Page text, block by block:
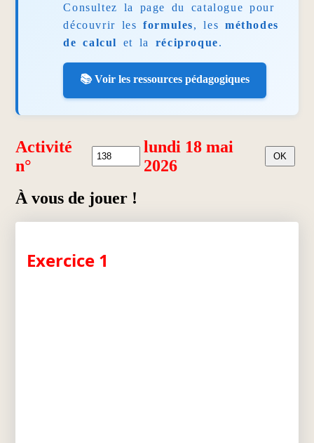
Consultez la page du catalogue pour
découvrir lesformules, lesméthodes
de calcul
et la réciproque.
📚 Voir les ressources pédagogiques
Activité
n°
lundi 18 mai
2026
À vous de jouer !
Exercice 1